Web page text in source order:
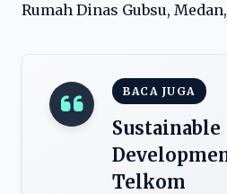
Rumah Dinas Gubsu,
BACA JUGA